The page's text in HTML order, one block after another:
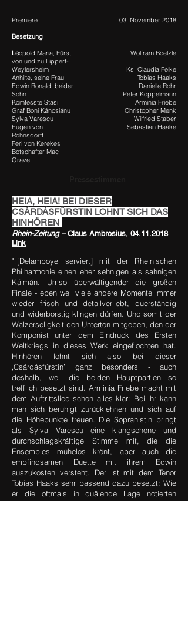
Premiere
Besetzung
Leopold Maria, Fürst
von und zu Lippert-
Weylersheim
Anhilte, seine Frau
Edwin Ronald, beider
Sohn
Komtesste Stasi
Graf Boni Káncsiánu
Sylva Varescu
Eugen von
Rohnsdorff
Feri von Kerekes
Botschafter Mac
Grave
03. November 2018
Wolfram Boelzle
Ks. Claudia Felke
Tobias Haaks
Danielle Rohr
Peter Koppelmann
Arminia Friebe
Christopher Menk
Wilfried Staber
Sebastian Haake
HEIA, HEIA! BEI DIESER
CSÁRDÁSFÜRSTIN LOHNT SICH DAS
HINHÖREN
Rhein-Zeitung –Claus Ambrosius, 04.11.2018
Link
"„[Delamboye serviert] mit der Rheinischen
Philharmonie einen eher sehnigen als sahnigen
Kálmán. Umso überwältigender die großen
Finale - eben weil viele andere Momente immer
wieder frisch und detailverliebt, querständig
und widerborstig klingen dürfen. Und somit der
Walzerseligkeit den Unterton mitgeben, den der
Komponist unter dem Eindruck des Ersten
Weltkriegs in dieses Werk eingeflochten hat.
Hinhören lohnt sich also bei dieser
‚Csárdásfürstin’ ganz besonders - auch
deshalb, weil die beiden Hauptpartien so
trefflich besetzt sind. Arminia Friebe macht mit
dem Auftrittslied schon alles klar: Bei ihr kann
man sich beruhigt zurücklehnen und sich auf
die Höhepunkte freuen. Die Sopranistin bringt
als Sylva Varescu eine klangschöne und
durchschlagskräftige Stimme mit, die die
Ensembles mühelos krönt, aber auch die
empfindsamen Duette mit ihrem Edwin
auszukosten versteht. Der ist mit dem Tenor
Tobias Haaks sehr passend dazu besetzt: Wie
er die oftmals in quälende Lage notierten